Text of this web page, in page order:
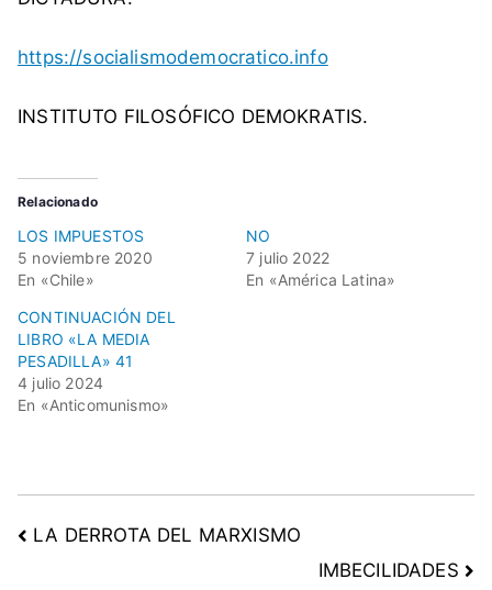
https://socialismodemocratico.info
INSTITUTO FILOSÓFICO DEMOKRATIS.
Relacionado
LOS IMPUESTOS
5 noviembre 2020
En «Chile»
NO
7 julio 2022
En «América Latina»
CONTINUACIÓN DEL
LIBRO «LA MEDIA
PESADILLA» 41
4 julio 2024
En «Anticomunismo»
LA DERROTA DEL MARXISMO
IMBECILIDADES